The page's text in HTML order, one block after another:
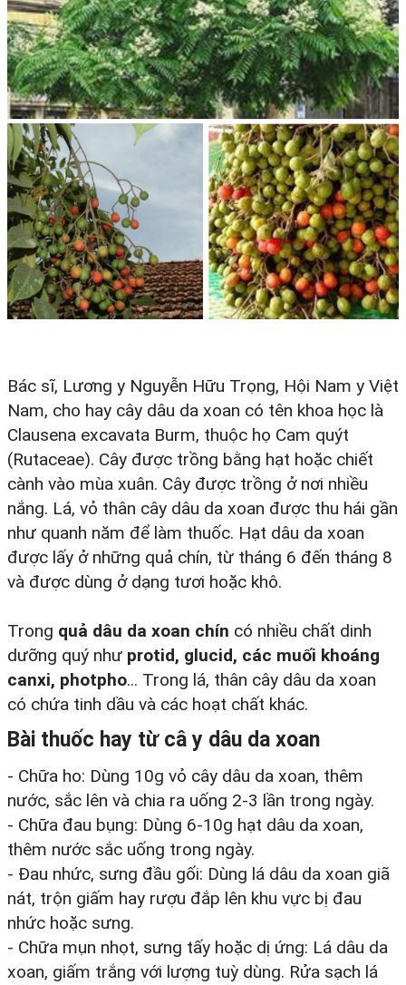
Bác sĩ, Lương y Nguyễn Hữu Trọng, Hội Nam y Việt
Nam, cho hay cây dâu da xoan có tên khoa học là
Clausena excavata Burm, thuộc họ Cam quýt
(Rutaceae). Cây được trồng bằng hạt hoặc chiết
cành vào mùa xuân. Cây được trồng ở nơi nhiều
nắng. Lá, vỏ thân cây dâu da xoan được thu hái gần
như quanh năm để làm thuốc. Hạt dâu da xoan
được lấy ở những quả chín, từ tháng 6 đến tháng 8
và được dùng ở dạng tươi hoặc khô.
Trong quả dâu da xoan chín có nhiều chất dinh
dưỡng quý như protid, glucid, các muối khoáng
canxi, photpho... Trong lá, thân cây dâu da xoan
có chứa tinh dầu và các hoạt chất khác.
Bài thuốc hay từ câ y dâu da xoan
- Chữa ho: Dùng 10g vỏ cây dâu da xoan, thêm
nước, sắc lên và chia ra uống 2-3 lần trong ngày.
- Chữa đau bụng: Dùng 6-10g hạt dâu da xoan,
thêm nước sắc uống trong ngày.
- Đau nhức, sưng đầu gối: Dùng lá dâu da xoan giã
nát, trộn giấm hay rượu đắp lên khu vực bị đau
nhức hoặc sưng.
- Chữa mụn nhọt, sưng tấy hoặc dị ứng: Lá dâu da
xoan, giấm trắng với lượng tuỳ dùng. Rửa sạch lá